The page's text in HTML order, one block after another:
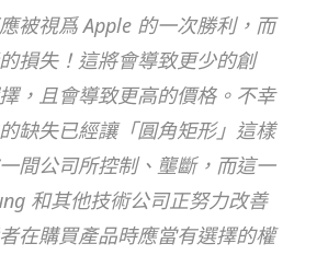
被視爲 Apple 的一次勝利，而
損失！這將會導致更少的創
，且會導致更高的價格。不幸
缺失已經讓「圓角矩形」這樣
間公司所控制、壟斷，而這一
和其他技術公司正努力改善
在購買產品時應當有選擇的權